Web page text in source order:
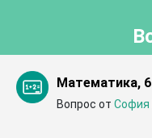
Математика,
Вопрос от София